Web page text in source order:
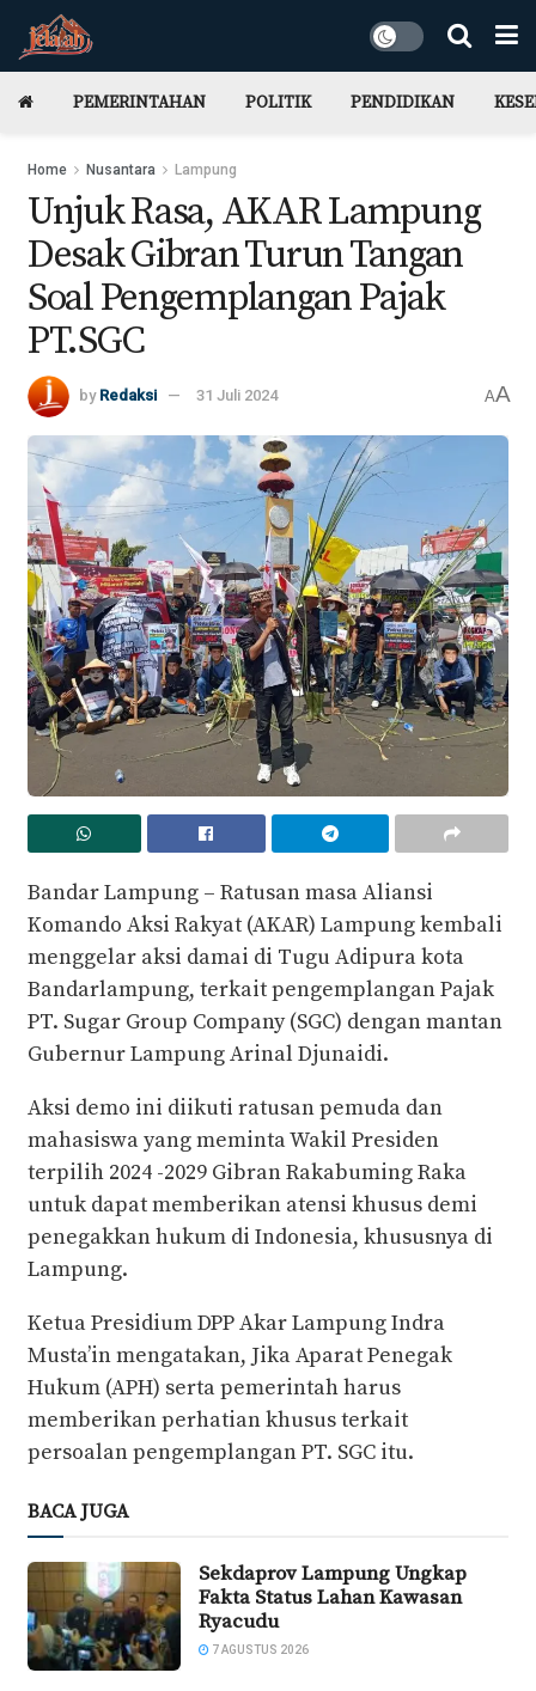
PEMERINTAHAN POLITIK PENDIDIKAN
Home Nusantara Lampung
Unjuk Rasa, AKAR Lampung
Desak Gibran Turun Tangan
Soal Pengemplangan Pajak
PT.SGC
by Redaksi 31 Juli 2024 AA
Bandar Lampung – Ratusan masa Aliansi
Komando Aksi Rakyat (AKAR) Lampung kembali
menggelar aksi damai di Tugu Adipura kota
Bandarlampung, terkait pengemplangan Pajak
PT. Sugar Group Company (SGC) dengan mantan
Gubernur Lampung Arinal Djunaidi.
Aksi demo ini diikuti ratusan pemuda dan
mahasiswa yang meminta Wakil Presiden
terpilih 2024 -2029 Gibran Rakabuming Raka
untuk dapat memberikan atensi khusus demi
penegakkan hukum di Indonesia, khususnya di
Lampung.
Ketua Presidium DPP Akar Lampung Indra
Musta’in mengatakan, Jika Aparat Penegak
Hukum (APH) serta pemerintah harus
memberikan perhatian khusus terkait
persoalan pengemplangan PT. SGC itu.
BACA JUGA
Sekdaprov Lampung Ungkap
Fakta Status Lahan Kawasan
Ryacudu
7 AGUSTUS 2026